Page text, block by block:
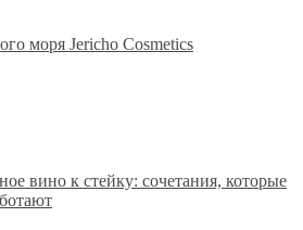
моря Jericho Cosmetics
вино к стейку: сочетания, которые